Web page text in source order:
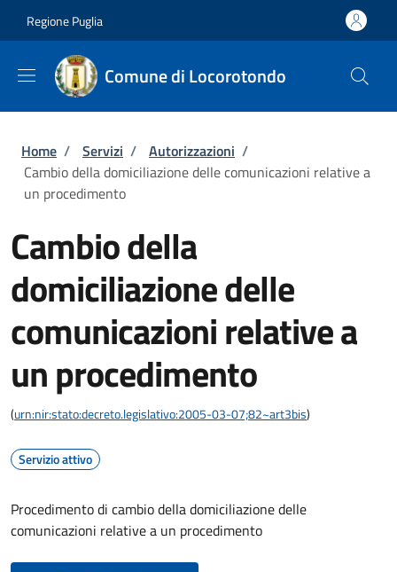
Regione Puglia
Comune di Locorotondo
Briciole di pane
Home / Servizi / Autorizzazioni /
Cambio della domiciliazione delle comunicazioni relative a
un procedimento
Cambio della
domiciliazione delle
comunicazioni relative a
un procedimento
(urn:nir:stato:decreto.legislativo:2005-03-07;82~art3bis)
Servizio attivo
Procedimento di cambio della domiciliazione delle
comunicazioni relative a un procedimento